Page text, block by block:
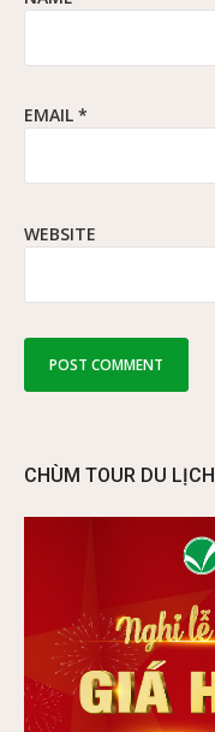
EMAIL *
WEBSITE
CHÙM TOUR DU LỊCH